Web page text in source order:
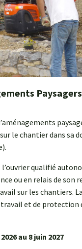
le chantier dans
qualifié
ou en relais de son
sur les chantiers.
et de
au 8 juin 2027